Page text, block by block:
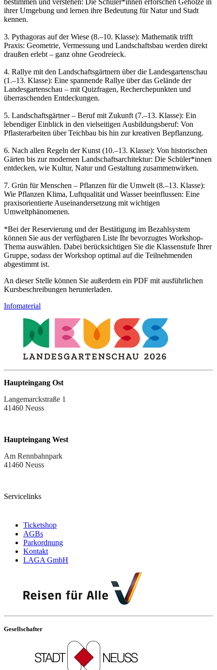
ihrer Umgebung und lernen ihre Bedeutung für Natur und Stadt
kennen.
3. Pythagoras auf der Wiese (8.–10. Klasse): Mathematik trifft
Praxis: Geometrie, Vermessung und Landschaftsbau werden direkt
draußen erlebt – ganz ohne Geodreieck.
4. Rallye mit den Landschaftsgärtnern über die Landesgartenschau
(1.–13. Klasse): Eine spannende Rallye über das Gelände der
Landesgartenschau – mit Quizfragen, Recherchepunkten und
überraschenden Entdeckungen.
5. Landschaftsgärtner – Beruf mit Zukunft (7.–13. Klasse): Ein
lebendiger Einblick in den vielseitigen Ausbildungsberuf: Von
Pflasterarbeiten über Teichbau bis hin zur kreativen Bepflanzung.
6. Nach allen Regeln der Kunst (10.–13. Klasse): Von historischen
Gärten bis zur modernen Landschaftsarchitektur: Die Schüler*innen
entdecken, wie Kultur, Natur und Gestaltung zusammenwirken.
7. Grün für Menschen – Pflanzen für die Umwelt (8.–13. Klasse):
Wie Pflanzen Klima, Luftqualität und Wasser beeinflussen: Eine
praxisorientierte Auseinandersetzung mit wichtigen
Umweltphänomenen.
*Bei der Reservierung und der Bestätigung im Bezahlsystem
können Sie aus der verfügbaren Liste Ihr bevorzugtes Workshop-
Thema auswählen. Dabei berücksichtigen Sie die Klassenstufe Ihrer
Gruppe, sodass der Workshop optimal auf die Teilnehmenden
abgestimmt ist.
An dieser Stelle können Sie außerdem ein PDF mit ausführlichen
Kursbeschreibungen herunterladen.
Infomaterial
Haupteingang Ost
Langemarckstraße 1
41460 Neuss
Haupteingang West
Am Rennbahnpark
41460 Neuss
Servicelinks
Ticketshop
AGBs
Parkordnung
Kontakt
LAGA GmbH
Gesellschafter